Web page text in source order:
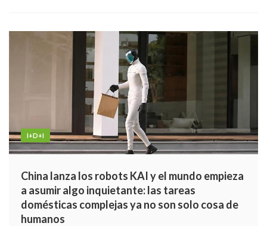
I+D+I
China lanza los robots KAI y el mundo empieza
a asumir algo inquietante: las tareas
domésticas complejas ya no son solo cosa de
humanos